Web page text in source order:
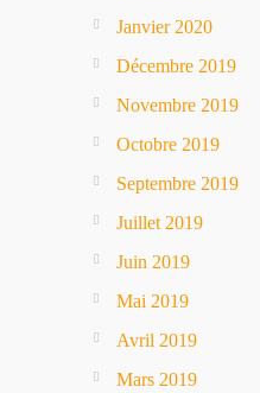
Janvier 2020
Décembre 2019
Novembre 2019
Octobre 2019
Septembre 2019
Juillet 2019
Juin 2019
Mai 2019
Avril 2019
Mars 2019